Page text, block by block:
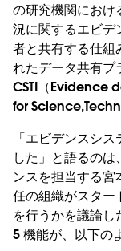
の研究機関におけ
況に関するエビデ
者と共有する仕組
れたデータ共有
CSTI（Evidence
for
「エビデンスシ
した」と語るの
ンスを担当する
任の組織がスター
を行うかを議論し
5 機能が、以下の